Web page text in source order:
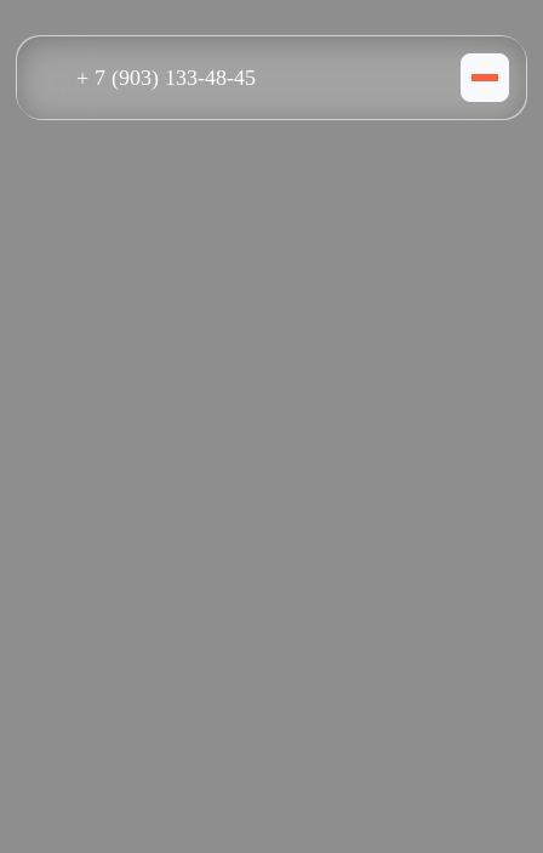
+ 7 (903) 133-48-45